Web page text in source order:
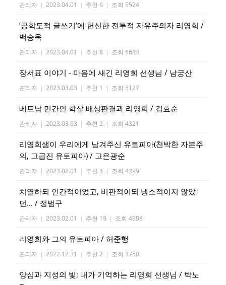
관리자 | 2023.04.01 | 추천 6 | 조회 5524
‘공학도적 글쓰기’에 헌신한 전투적 자유주의자 리영희 /
백승욱
관리자 | 2023.04.01 | 추천 8 | 조회 5684
장서표 이야기 - 마음에 새긴 리영희 선생님 / 남궁산
관리자 | 2023.03.03 | 추천 1 | 조회 5127
베트남 민간인 학살 배상판결과 리영희 / 김효순
관리자 | 2023.03.03 | 추천 2 | 조회 4321
리영희샘이 우리에게 남겨주신 유토피아(천박한 자본주
의, 고급진 유토피아) / 고은광순
관리자 | 2023.02.01 | 추천 3 | 조회 4399
치열하되 인간적이었고, 비판적이되 냉소적이지 않았
던... / 정범구
관리자 | 2023.02.01 | 추천 19 | 조회 4908
리영희와 그의 유토피아 / 허준행
관리자 | 2022.12.31 | 추천 2 | 조회 3750
양심과 지성의 빛: 내가 기억하는 리영희 선생님 / 박노